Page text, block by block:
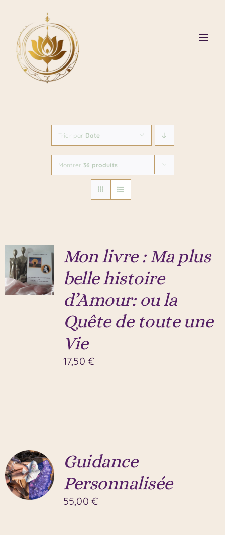
contenu
Trier par Date
Montrer 36 produits
Mon livre : Ma plus
belle histoire
d’Amour: ou la
Quête de toute une
Vie
17,50€
Guidance
Personnalisée
55,00€